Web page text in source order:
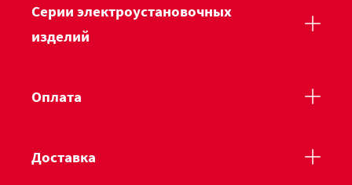
Серии электроустановочных
изделий
Оплата
Доставка